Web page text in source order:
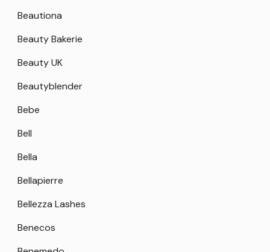
Beautiona
Beauty Bakerie
Beauty UK
Beautyblender
Bebe
Bell
Bella
Bellapierre
Bellezza Lashes
Benecos